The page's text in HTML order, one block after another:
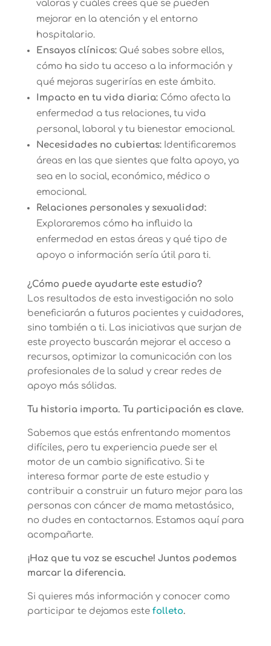
valoras y cuáles crees que se pueden
mejorar en la atención y el entorno
hospitalario.
Ensayos clínicos:Qué sabes sobre ellos,
cómo ha sido tu acceso a la información y
qué mejoras sugerirías en este ámbito.
Impacto en tu vida diaria:Cómo afecta la
enfermedad a tus relaciones, tu vida
personal, laboral y tu bienestar emocional.
Necesidades no cubiertas:Identificaremos
áreas en las que sientes que falta apoyo, ya
sea en lo social, económico, médico o
emocional.
Relaciones personales y sexualidad:
Exploraremos cómo ha influido la
enfermedad en estas áreas y qué tipo de
apoyo o información sería útil para ti.
¿Cómo puede ayudarte este estudio?
Los resultados de esta investigación no solo
beneficiarán a futuros pacientes y cuidadores,
sino también a ti. Las iniciativas que surjan de
este proyecto buscarán mejorar el acceso a
recursos, optimizar la comunicación con los
profesionales de la salud y crear redes de
apoyo más sólidas.
Tu historia importa. Tu participación es clave.
Sabemos que estás enfrentando momentos
difíciles, pero tu experiencia puede ser el
motor de un cambio significativo. Si te
interesa formar parte de este estudio y
contribuir a construir un futuro mejor para las
personas con cáncer de mama metastásico,
no dudes en contactarnos. Estamos aquí para
acompañarte.
¡Haz que tu voz se escuche! Juntos podemos
marcar la diferencia.
Si quieres más información y conocer como
participar te dejamos este folleto.